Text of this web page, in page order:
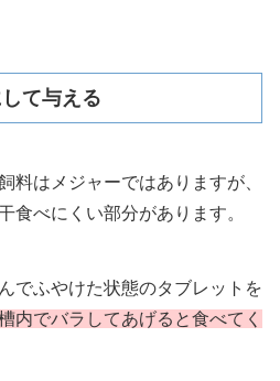
て与える
料はメジャーではありますが、
食べにくい部分があります。
でふやけた状態のタブレットを
内でバラしてあげると食べてく